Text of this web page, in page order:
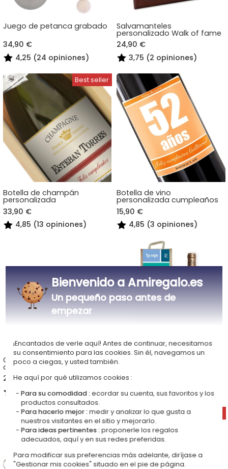
Juego de petanca grabado
34,90 €
4,25 (24 opiniones)
Salvamanteles
personalizado Walk of fame
24,90 €
3,75 (2 opiniones)
Botella de champán
personalizada
33,90 €
4,85 (13 opiniones)
Botella de vino
personalizada cumpleaños
15,90 €
4,85 (3 opiniones)
Caja de té 6
compartimientos grabada
20,90 €
5,00 (1 opiniones)
Caja de vino personalizada
con foto
18,90 €
4,50 (6 opiniones)
Bienvenido a Amiregalo.es
Un pequeño paso antes de
empezar
¡Encantados de verle aquí! Antes de continuar, necesitamos
su consentimiento para las cookies. Sin él, navegamos un
poco a ciegas, y usted también.
He aquí por qué utilizamos cookies :
Para su comodidad : ecordar su cuenta, sus favoritos y los
productos consultados.
Para hacerlo mejor :medir y analizar lo que gusta a
nuestros visitantes en el sitio y mejorarlo.
Para ideas pertinentes :proponerle los regalos
adecuados, aquí y en sus redes preferidas.
Para modificar sus preferencias más adelante, diríjase a
"Gestionar mis cookies" situado en el pie de página.